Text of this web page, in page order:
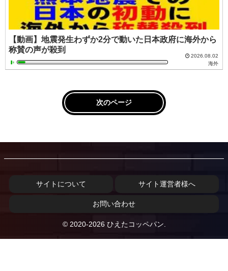
【動画】地震発生わずか2分で動いた日本政府に海外から
称賛の声が殺到
2026.08.02
海外
次のページ
サイトについて サイト運営者様へ
お問い合わせ
© 2020-2026 ひえたコッペパン.